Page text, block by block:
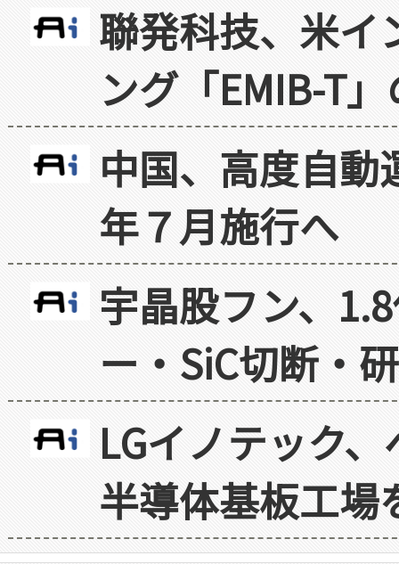
聯発科技、米イ
ング「EMIB-T
中国、高度自
年７月施行へ
宇晶股フン、
ー・SiC切断・
LGイノテック
半導体基板工場